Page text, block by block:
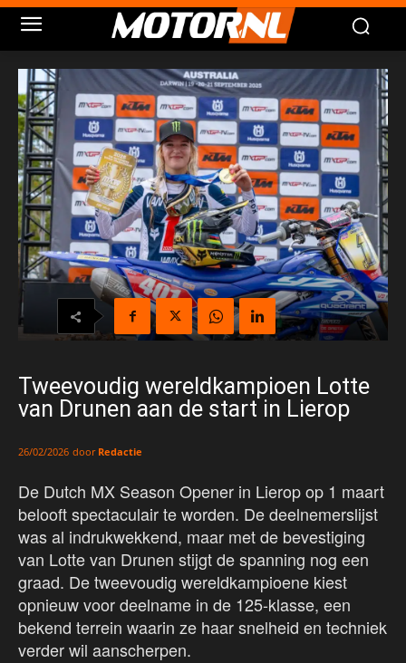
Tweevoudig wereldkampioen Lotte
van Drunen aan de start in Lierop
26/02/2026 door Redactie
De Dutch MX Season Opener in Lierop op 1 maart
belooft spectaculair te worden. De deelnemerslijst
was al indrukwekkend, maar met de bevestiging
van Lotte van Drunen stijgt de spanning nog een
graad. De tweevoudig wereldkampioene kiest
opnieuw voor deelname in de 125-klasse, een
bekend terrein waarin ze haar snelheid en techniek
verder wil aanscherpen.